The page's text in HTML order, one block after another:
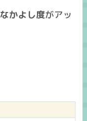
なかよし度がアッ